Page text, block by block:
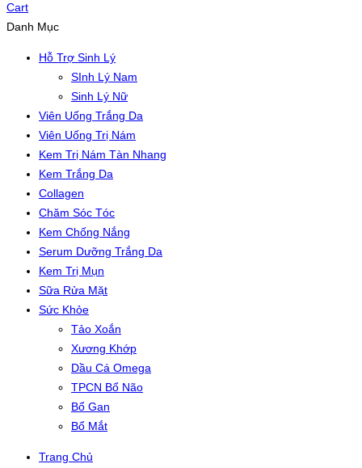
Cart
Danh Mục
Hỗ Trợ Sinh Lý
SInh Lý Nam
Sinh Lý Nữ
Viên Uống Trắng Da
Viên Uống Trị Nám
Kem Trị Nám Tàn Nhang
Kem Trắng Da
Collagen
Chăm Sóc Tóc
Kem Chống Nắng
Serum Dưỡng Trắng Da
Kem Trị Mụn
Sữa Rửa Mặt
Sức Khỏe
Tảo Xoắn
Xương Khớp
Dầu Cá Omega
TPCN Bổ Não
Bổ Gan
Bổ Mắt
Trang Chủ